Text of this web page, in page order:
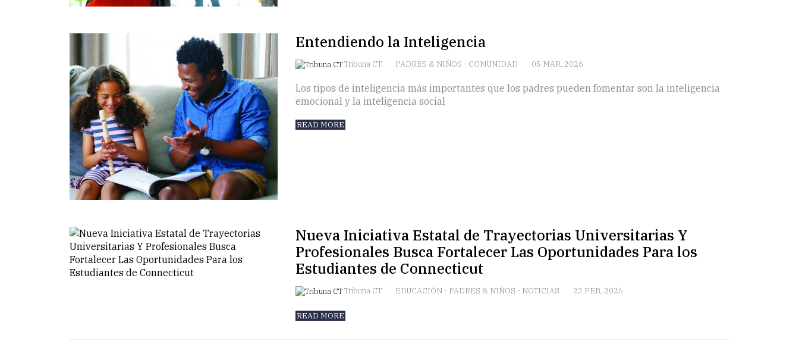
Entendiendo la Inteligencia
Tribuna CT PADRES & NIÑOS - COMUNIDAD 05 MAR, 2026
Los tipos de inteligencia más importantes que los padres pueden fomentar son la inteligencia
emocional y la inteligencia social
READ MORE
Nueva Iniciativa Estatal de Trayectorias Universitarias Y
Profesionales Busca Fortalecer Las Oportunidades Para los
Estudiantes de Connecticut
Tribuna CT EDUCACIÓN - PADRES & NIÑOS - NOTICIAS 23 FEB, 2026
READ MORE